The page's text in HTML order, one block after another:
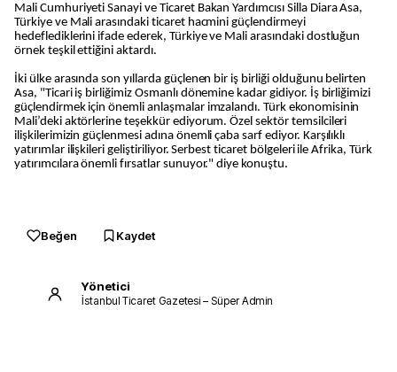
Mali Cumhuriyeti Sanayi ve Ticaret Bakan Yardımcısı Silla Diara Asa,
Türkiye ve Mali arasındaki ticaret hacmini güçlendirmeyi
hedeflediklerini ifade ederek, Türkiye ve Mali arasındaki dostluğun
örnek teşkil ettiğini aktardı.
İki ülke arasında son yıllarda güçlenen bir iş birliği olduğunu belirten
Asa, "Ticari iş birliğimiz Osmanlı dönemine kadar gidiyor. İş birliğimizi
güçlendirmek için önemli anlaşmalar imzalandı. Türk ekonomisinin
Mali’deki aktörlerine teşekkür ediyorum. Özel sektör temsilcileri
ilişkilerimizin güçlenmesi adına önemli çaba sarf ediyor. Karşılıklı
yatırımlar ilişkileri geliştiriliyor. Serbest ticaret bölgeleri ile Afrika, Türk
yatırımcılara önemli fırsatlar sunuyor." diye konuştu.
Beğen Kaydet
Yönetici
İstanbul Ticaret Gazetesi – Süper Admin